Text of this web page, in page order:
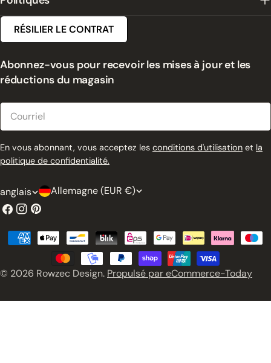
Abonnez-vous pour recevoir les mises à jour et les
réductions du magasin
En vous abonnant, vous acceptez les conditions d'utilisation et la
politique de confidentialité.
RÉSILIER LE CONTRAT
L
a
n
u
anglais P
a
y
s
/
Allemagne (EUR €)
Facebook
Instagram
Pinterest
© 2026 Rowzec Design. Propulsé par eCommerce-Today
Modes
paiement